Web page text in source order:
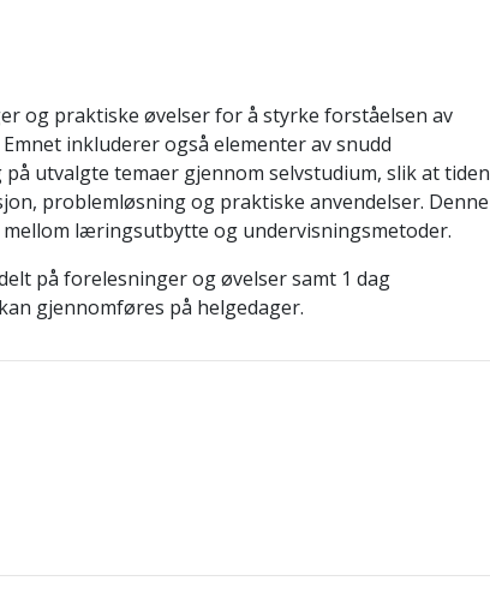
og praktiske øvelser for å styrke forståelsen av
inkluderer også elementer av snudd
utvalgte temaer gjennom selvstudium, slik at tiden
problemløsning og praktiske anvendelser. Denne
læringsutbytte og undervisningsmetoder.
på forelesninger og øvelser samt 1 dag
gjennomføres på helgedager.